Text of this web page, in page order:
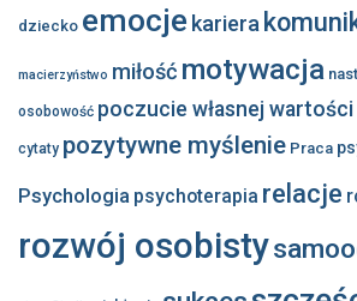
dziecko emocje kariera
macierzyństwo miłość motywacja
osobowość poczucie własnej wartości
cytaty pozytywne myślenie Praca
Psychologia psychoterapia relacje
rozwój osobisty